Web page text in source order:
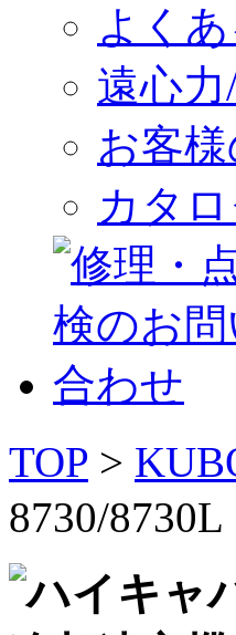
よく
遠心
お客
カタ
TOP >
8730/8730L